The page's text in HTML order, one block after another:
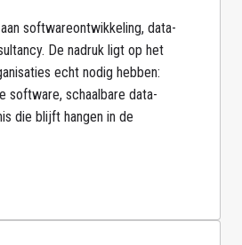
softwareontwikkeling, data-
De nadruk ligt op het
echt nodig hebben:
software, schaalbare data-
die blijft hangen in de